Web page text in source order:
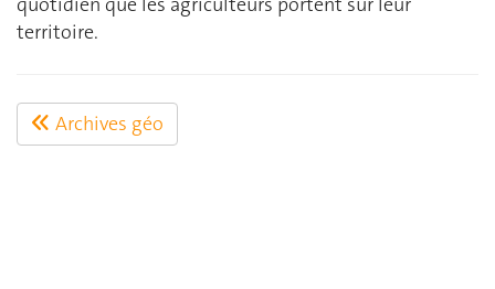
territoire.
Archives géo